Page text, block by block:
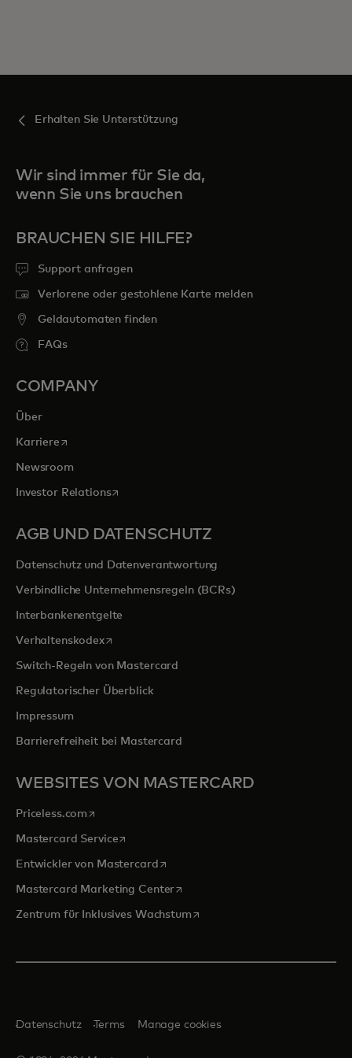
Erhalten Sie Unterstützung
Wir sind immer für Sie da,
wenn Sie uns brauchen
BRAUCHEN SIE HILFE?
Support anfragen
Verlorene oder gestohlene Karte melden
Geldautomaten finden
FAQs
COMPANY
Über
Karrierewird in einer neuen Registerkarte geöffnet
Newsroom
Investor Relationswird in einer neuen Registerkarte geöffnet
AGB UND DATENSCHUTZ
Datenschutz und Datenverantwortung
Verbindliche Unternehmensregeln (BCRs)
Interbankenentgelte
Verhaltenskodexwird in einer neuen Registerkarte geöffnet
Switch-Regeln von Mastercard
Regulatorischer Überblick
Impressum
Barrierefreiheit bei Mastercard
WEBSITES VON MASTERCARD
Priceless.com wird in einer neuen Registerkarte geöffnet
Mastercard Servicewird in einer neuen Registerkarte geöffnet
Entwickler von Mastercardwird in einer neuen Registerkarte
Mastercard Marketing Centerwird in einer neuen
Zentrum für Inklusives Wachstumwird in einer neuen
Datenschutz Terms Manage cookies